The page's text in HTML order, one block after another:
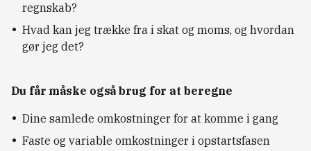
regnskab?
Hvad kan jeg trække fra i skat og moms, og hvordan
gør jeg det?
Du får måske også brug for at beregne
Dine samlede omkostninger for at komme i gang
Faste og variable omkostninger i opstartsfasen